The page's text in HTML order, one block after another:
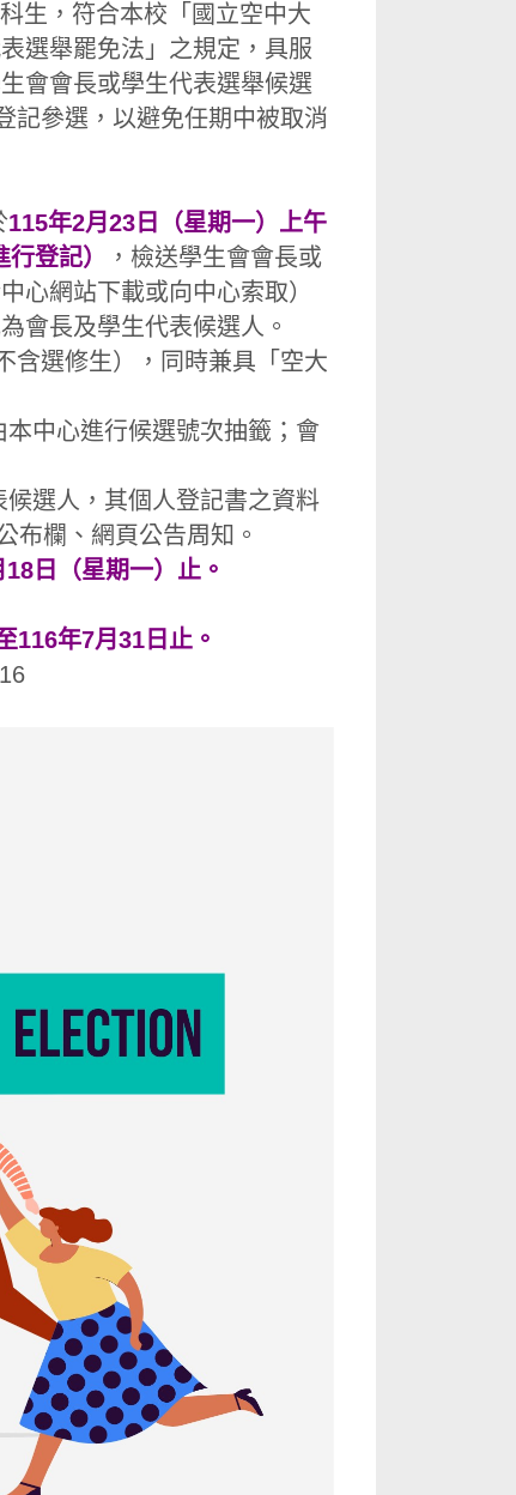
生，符合本校「國立空中大
選舉罷免法」之規定，具服
會會長或學生代表選舉候選
記參選，以避免任期中被取消
115年2月23日（星期一）上午
登記）
，檢送學生會會長或
心網站下載或向中心索取）
會長及學生代表候選人。
含選修生），同時兼具「空大
中心進行候選號次抽籤；會
選人，其個人登記書之資料
布欄、網頁公告周知。
日（星期一）止。
116年7月31日止。